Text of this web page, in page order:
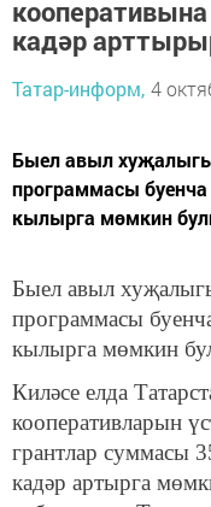
кадәр
Татар-информ, 4
​​​​​​​Быел авыл
программасы
кылырга мөмкин
Быел авыл
программасы
кылырга мөмкин
Киләсе елда
кооперативларын
грантлар суммасы
кадәр артырга